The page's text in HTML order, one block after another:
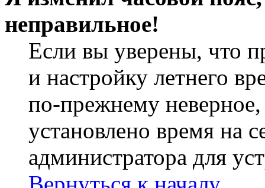
неправильное!
Если вы уверены, что
и настройку летнего
по-прежнему неверное,
установлено время на
администратора для